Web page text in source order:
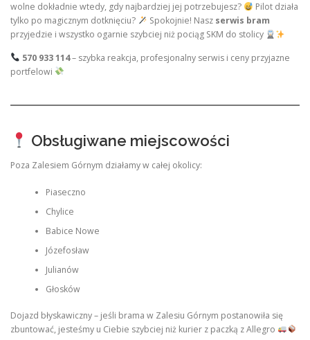
wolne dokładnie wtedy, gdy najbardziej jej potrzebujesz?
Pilot działa
tylko po magicznym dotknięciu?
Spokojnie! Nasz serwis bram
przyjedzie i wszystko ogarnie szybciej niż pociąg SKM do stolicy
570 933 114– szybka reakcja, profesjonalny serwis i ceny przyjazne
portfelowi
Obsługiwane miejscowości
Poza Zalesiem Górnym działamy w całej okolicy:
Piaseczno
Chylice
Babice Nowe
Józefosław
Julianów
Głosków
Dojazd błyskawiczny – jeśli brama w Zalesiu Górnym postanowiła się
zbuntować, jesteśmy u Ciebie szybciej niż kurier z paczką z Allegro